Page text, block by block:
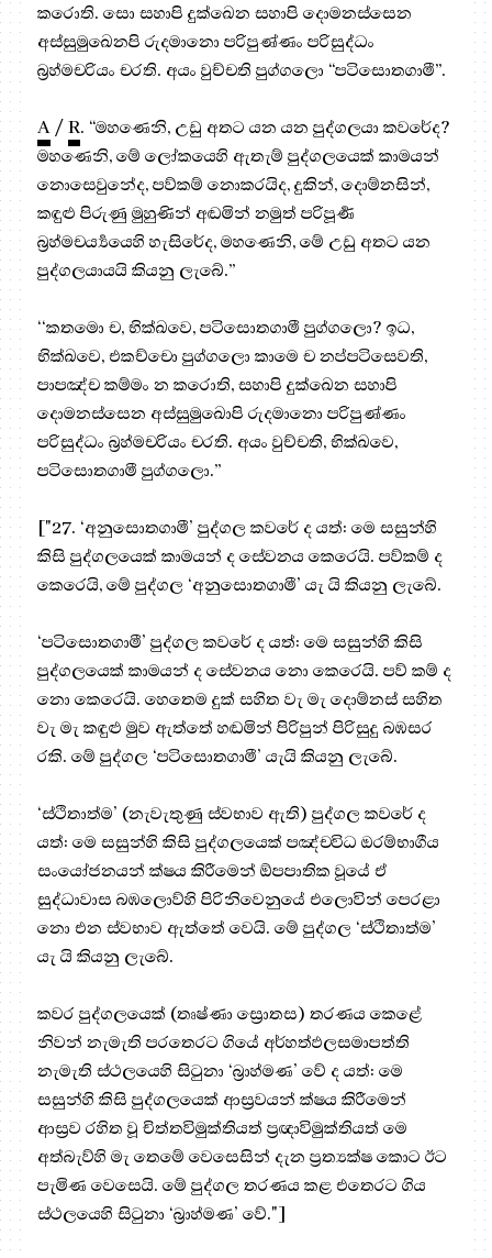
කරොති. සො සහාපි දුක්ඛෙන සහාපි දොමනස්සෙන
අස්සුමුඛෙනපි රුදමානො පරිපුණ්ණං පරිසුද්ධං
බ්‍රහ්මචරියං චරති. අයං වුච්චති පුග්ගලො “පටිසොතගාමී”.
A /R. “මහණෙනි, උඩු අතට යන යන පුද්ගලයා කවරේද?
මහණෙනි, මේ ලෝකයෙහි ඇතැම් පුද්ගලයෙක් කාමයන්
නොසෙවුනේද, පව්කම් නොකරයිද, දුකින්, දොම්නසින්,
කඳුළු පිරුණු මුහුණින් අඬමින් නමුත් පරිපූර්‍ණ
බ්‍රහ්මචර්‍ය්‍යයෙහි හැසිරේද, මහණෙනි, මේ උඩු අතට යන
පුද්ගලයායයි කියනු ලැබේ.”
‘‘කතමො ච, භික්ඛවෙ, පටිසොතගාමී පුග්ගලො? ඉධ,
භික්ඛවෙ, එකච්චො පුග්ගලො කාමෙ ච නප්පටිසෙවති,
පාපඤ්ච කම්මං න කරොති, සහාපි දුක්ඛෙන සහාපි
දොමනස්සෙන අස්සුමුඛොපි රුදමානො පරිපුණ්ණං
පරිසුද්ධං බ්‍රහ්මචරියං චරති. අයං වුච්චති, භික්ඛවෙ,
පටිසොතගාමී පුග්ගලො.”
["27. ‘අනුසොතගාමී’ පුද්ගල කවරේ ද යත්: මෙ සසුන්හි
කිසි පුද්ගලයෙක් කාමයන් ද සේවනය කෙරෙයි. පව්කම් ද
කෙරෙයි, මේ පුද්ගල ‘අනුසොතගාමී’ යැ යි කියනු ලැබේ.
‘පටිසොතගාමී’ පුද්ගල කවරේ ද යත්: මෙ සසුන්හි කිසි
පුද්ගලයෙක් කාමයන් ද සේවනය නො කෙරෙයි. පව් කම් ද
නො කෙරෙයි. හෙතෙම දුක් සහිත වැ මැ දොම්නස් සහිත
වැ මැ කඳුළු මුව ඇත්තේ හඬමින් පිරිපුන් පිරිසුදු බඹසර
රකි. මේ පුද්ගල ‘පටිසොතගාමී’ යැයි කියනු ලැබේ.
‘ස්ථිතාත්ම’ (නැවැතුණු ස්වභාව ඇති) පුද්ගල කවරේ ද
යත්: මෙ සසුන්හි කිසි පුද්ගලයෙක් පඤ්චවිධ ඔරම්භාගීය
සංයෝජනයන් ක්ෂය කිරීමෙන් ඕපපාතික වූයේ ඒ
සුද්ධාවාස බඹලොව්හි පිරිනිවෙනුයේ එලොවින් පෙරළා
නො එන ස්වභාව ඇත්තේ වෙයි. මේ පුද්ගල ‘ස්ථිතාත්ම’
යැ යි කියනු ලැබේ.
කවර පුද්ගලයෙක් (තෘෂ්ණා ස්‍රොතස) තරණය කෙළේ
නිවන් නැමැති පරතෙරට ගියේ අර්හත්ඵලසමාපත්ති
නැමැති ස්ථලයෙහි සිටුනා ‘බ්‍රාහ්මණ’ වේ ද යත්: මෙ
සසුන්හි කිසි පුද්ගලයෙක් ආස්‍රවයන් ක්ෂය කිරීමෙන්
ආස්‍රව රහිත වූ චිත්තවිමුක්තියත් ප්‍රඥාවිමුක්තියත් මෙ
අත්බැව්හි මැ තෙමේ වෙසෙසින් දැන ප්‍රත්‍යක්ෂ කොට ඊට
පැමිණ වෙසෙයි. මේ පුද්ගල තරණය කළ එතෙරට ගිය
ස්ථලයෙහි සිටුනා ‘බ්‍රාහ්මණ’ වේ."]